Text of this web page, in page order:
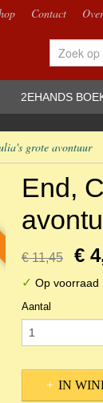
Contact
2EHANDS
grote avontuur
End,
€ 11,45 €
✓ Op voorraad
Aantal
IN